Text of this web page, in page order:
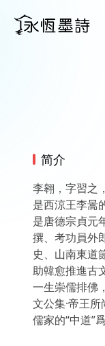
简介
李翱，字習之
是西涼王李暠
是唐德宗貞元
撰、考功員外
史、山南東道
助韓愈推進古
一生崇儒排佛
文公集·帝王
儒家的“中道”